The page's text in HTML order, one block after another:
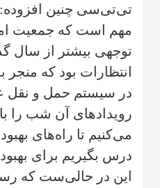
تی‌تی‌سی چنین افزوده:
مهم است که جمعیت
توجهی بیشتر از سال
انتظارات بود که
در سیستم حمل و
رویدادهای آن شب را
می‌کنیم تا راه‌های
درس بگیریم برای
این در حالی‌ست که